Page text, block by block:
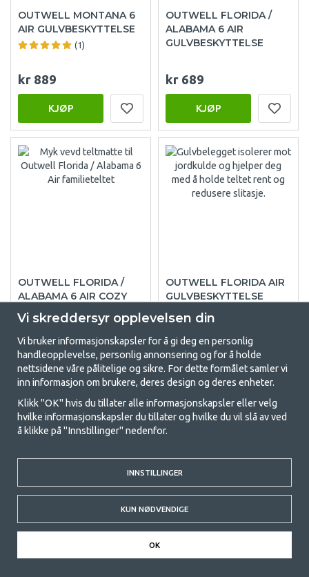
OUTWELL MONTANA 6
AIR GULVBESKYTTELSE
(1)
kr 889
KJØP
OUTWELL FLORIDA /
ALABAMA 6 AIR
GULVBESKYTTELSE
kr 689
KJØP
OUTWELL FLORIDA /
ALABAMA 6 AIR COZY
TELTMATTE
kr 1 169
KJØP
OUTWELL FLORIDA AIR
GULVBESKYTTELSE
kr 539
KJØP
Vi skreddersyr opplevelsen din
Vi bruker informasjonskapsler for å gi deg en personlig
handleopplevelse, personlig annonsering og for å holde
nettsidene våre pålitelige og sikre. For dette formålet samler vi
inn informasjon om brukere, deres design og deres enheter.
Klikk "OK" hvis du tillater alle informasjonskapsler eller velg
hvilke informasjonskapsler du tillater og hvilke du vil slå av ved
å klikke på "Innstillinger" nedenfor.
INNSTILLINGER
KUN NØDVENDIGE
OK